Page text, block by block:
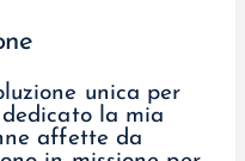
unica per
la mia
affette da